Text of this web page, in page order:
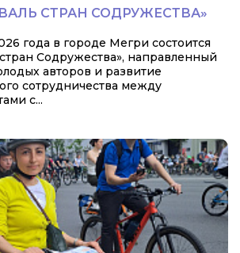
СТРАН СОДРУЖЕСТВА»
года в городе Мегри состоится
Содружества», направленный
авторов и развитие
сотрудничества между
с...